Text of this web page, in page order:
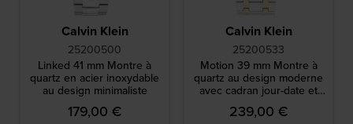
Calvin Klein
25200500
Linked 41 mm Montre à
quartz en acier inoxydable
au design minimaliste
179,00 €
Calvin Klein
25200533
Motion 39 mm Montre à
quartz au design moderne
avec cadran jour-date et
24h
239,00 €